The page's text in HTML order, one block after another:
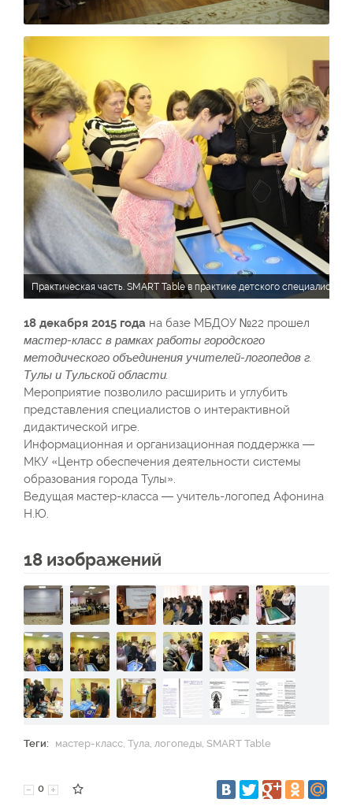
Практическая часть. SMART Table в практике детского специалиста
18 декабря 2015 года на базе МБДОУ №22 прошел
мастер-класс в рамках работы городского
методического объединения учителей-логопедов г.
Тулы и Тульской области.
Мероприятие позволило расширить и углубить
представления специалистов о интерактивной
дидактической игре.
Информационная и организационная поддержка —
МКУ «Центр обеспечения деятельности системы
образования города Тулы».
Ведущая мастер-класса — учитель-логопед Афонина
Н.Ю.
18 изображений
Теги: мастер-класс, Тула, логопеды, SMART Table
0